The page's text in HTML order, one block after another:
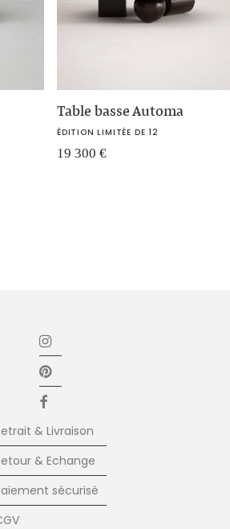
Table basse Automa
ÉDITION LIMITÉE DE 12
19 300 €
& Livraison
& Echange
sécurisé